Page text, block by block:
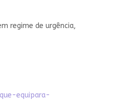
regime de urgência,
equipara-